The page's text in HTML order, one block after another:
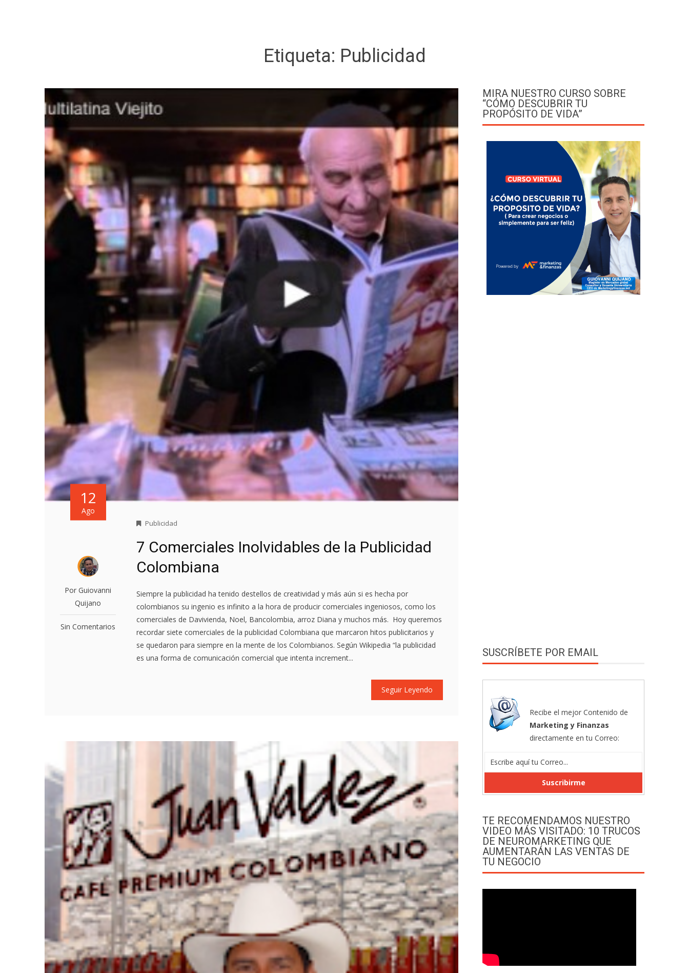
Etiqueta: Publicidad
12
Ago
Por Guiovanni
Quijano
Sin Comentarios
Publicidad
7 Comerciales Inolvidables de la Publicidad
Colombiana
Siempre la publicidad ha tenido destellos de creatividad y más aún si es hecha por
colombianos su ingenio es infinito a la hora de producir comerciales ingeniosos, como los
comerciales de Davivienda, Noel, Bancolombia, arroz Diana y muchos más. Hoy queremos
recordar siete comerciales de la publicidad Colombiana que marcaron hitos publicitarios y
se quedaron para siempre en la mente de los Colombianos. Según Wikipedia “la publicidad
es una forma de comunicación comercial que intenta increment...
Seguir Leyendo
MIRA NUESTRO CURSO SOBRE
“CÓMO DESCUBRIR TU
PROPÓSITO DE VIDA”
SUSCRÍBETE POR EMAIL
Recibe el mejor Contenido de
Marketing y Finanzas
directamente en tu Correo:
TE RECOMENDAMOS NUESTRO
VIDEO MÁS VISITADO: 10 TRUCOS
DE NEUROMARKETING QUE
AUMENTARÁN LAS VENTAS DE
TU NEGOCIO